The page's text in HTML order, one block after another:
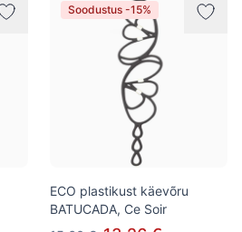
Soodustus -15%
ECO plastikust käevõru
BATUCADA, Ce Soir